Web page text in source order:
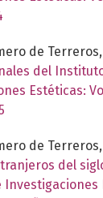
de Terreros,
del
Estéticas:
de Terreros,
del